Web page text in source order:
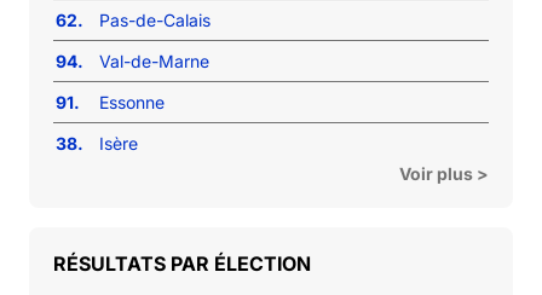
62.
Pas-de-Calais
94.
Val-de-Marne
91.
Essonne
38.
Isère
Voir plus >
RÉSULTATS PAR ÉLECTION